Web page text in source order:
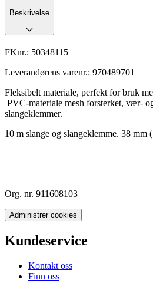
Beskrivelse
FKnr.: 50348115
Leverandørens varenr.: 970489701
Fleksibelt materiale, perfekt for bruk
PVC-materiale mesh forsterket, vær-
slangeklemmer.
10 m slange og slangeklemme. 38 mm
Org. nr. 911608103
Administrer cookies
Kundeservice
Kontakt oss
Finn oss